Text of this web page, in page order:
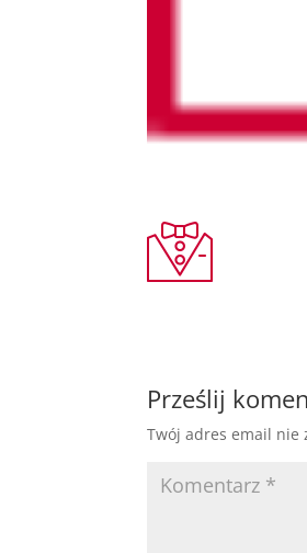
Prześlij
Twój adres email nie